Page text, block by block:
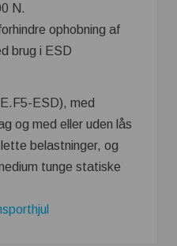
N.
ophobning af
brug i ESD
ESD), med
og med eller uden lås
belastninger, og
tunge statiske